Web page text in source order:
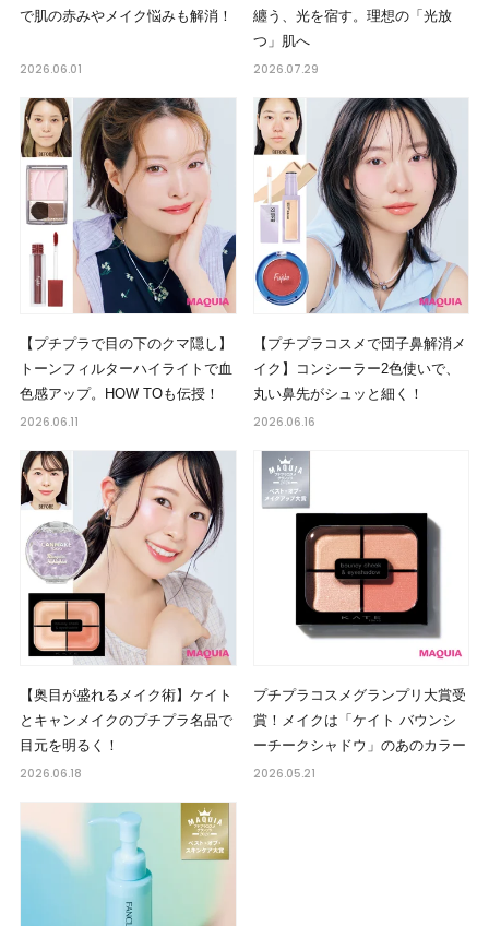
で肌の赤みやメイク悩みも解消！
2026.06.01
纏う、光を宿す。理想の「光放
つ」肌へ
2026.07.29
【プチプラで目の下のクマ隠し】
トーンフィルターハイライトで血
色感アップ。HOW TOも伝授！
2026.06.11
【プチプラコスメで団子鼻解消メ
イク】コンシーラー2色使いで、
丸い鼻先がシュッと細く！
2026.06.16
【奥目が盛れるメイク術】ケイト
とキャンメイクのプチプラ名品で
目元を明るく！
2026.06.18
プチプラコスメグランプリ大賞受
賞！メイクは「ケイト バウンシ
ーチークシャドウ」のあのカラー
2026.05.21